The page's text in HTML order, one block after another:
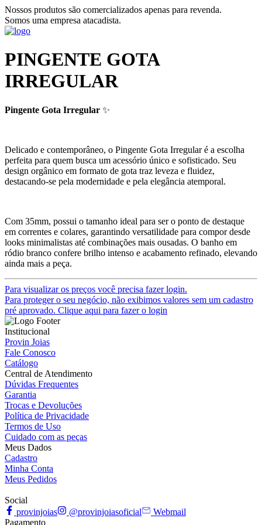
Nossos produtos são comercializados apenas para revenda.
Somos uma empresa atacadista.
PINGENTE GOTA
IRREGULAR
Pingente Gota Irregular ✨
Delicado e contemporâneo, o Pingente Gota Irregular é a escolha
perfeita para quem busca um acessório único e sofisticado. Seu
design orgânico em formato de gota traz leveza e fluidez,
destacando-se pela modernidade e pela elegância atemporal.
Com 35mm, possui o tamanho ideal para ser o ponto de destaque
em correntes e colares, garantindo versatilidade para compor desde
looks minimalistas até combinações mais ousadas. O banho em
ródio branco confere brilho intenso e acabamento refinado, elevando
ainda mais a peça.
Para visualizar os preços você precisa fazer login.
Para proteger o seu negócio, não exibimos valores sem um cadastro
pré aprovado. Clique aqui para fazer o login
Institucional
Provin Joias
Fale Conosco
Catálogo
Central de Atendimento
Dúvidas Frequentes
Garantia
Trocas e Devoluções
Política de Privacidade
Termos de Uso
Cuidado com as peças
Meus Dados
Cadastro
Minha Conta
Meus Pedidos
Social
provinjoias
@provinjoiasoficial
Webmail
Pagamento